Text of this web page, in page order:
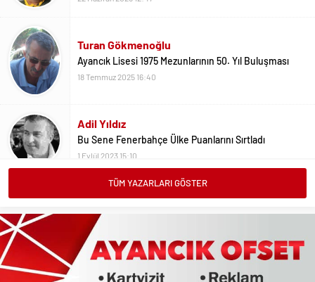
Turan Gökmenoğlu
Ayancık Lisesi 1975 Mezunlarının 50. Yıl Buluşması
18 Temmuz 2025 16:40
Adil Yıldız
Bu Sene Fenerbahçe Ülke Puanlarını Sırtladı
1 Eylül 2023 15:10
2 Ağustos 2023 16:03
Erdoğan Erkaymaz
TÜM YAZARLARI GÖSTER